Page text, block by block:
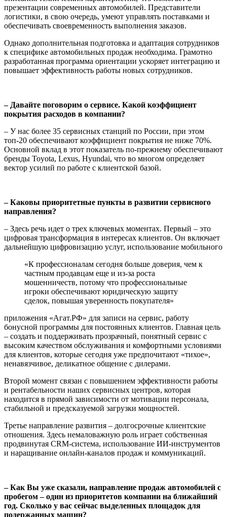
презентации современных автомобилей. Представители
логистики, в свою очередь, умеют управлять поставками и
обеспечивать своевременность выполнения заказов.
Однако дополнительная подготовка и адаптация сотрудников
к специфике автомобильных продаж необходима. Грамотно
разработанная программа ориентации ускоряет интеграцию и
повышает эффективность работы новых сотрудников.
– Давайте поговорим о сервисе. Какой коэффициент
покрытия расходов в компании?
– У нас более 35 сервисных станций по России, при этом
топ-20 обеспечивают коэффициент покрытия не ниже 70%.
Основной вклад в этот показатель по-прежнему обеспечивают
бренды Toyota, Lexus, Hyundai, что во многом определяет
вектор усилий по работе с клиентской базой.
– Каковы приоритетные пункты в развитии сервисного
направления?
– Здесь речь идет о трех ключевых моментах. Первый – это
цифровая трансформация в интересах клиентов. Он включает
дальнейшую цифровизацию услуг, использование мобильного
«К профессионалам сегодня больше доверия, чем к
частным продавцам еще и из-за роста
мошенничеств, потому что профессиональные
игроки обеспечивают юридическую защиту
сделок, повышая уверенность покупателя»
приложения «Агат.РФ» для записи на сервис, работу
бонусной программы для постоянных клиентов. Главная цель
– создать и поддерживать прозрачный, понятный сервис с
высоким качеством обслуживания и комфортными условиями
для клиентов, которые сегодня уже предпочитают «тихое»,
ненавязчивое, деликатное общение с дилерами.
Второй момент связан с повышением эффективности работы
и рентабельности наших сервисных центров, которая
находится в прямой зависимости от мотивации персонала,
стабильной и предсказуемой загрузки мощностей.
Третье направление развития – долгосрочные клиентские
отношения. Здесь немаловажную роль играет собственная
продвинутая CRM-система, использование ИИ-инструментов
и наращивание онлайн-каналов продаж и коммуникаций.
– Как Вы уже сказали, направление продаж автомобилей с
пробегом – один из приоритетов компании на ближайший
год. Сколько у вас сейчас выделенных площадок для
подержанных машин?